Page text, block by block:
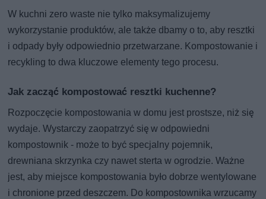
W kuchni zero waste nie tylko maksymalizujemy
wykorzystanie produktów, ale także dbamy o to, aby resztki
i odpady były odpowiednio przetwarzane. Kompostowanie i
recykling to dwa kluczowe elementy tego procesu.
Jak zacząć kompostować resztki kuchenne?
Rozpoczęcie kompostowania w domu jest prostsze, niż się
wydaje. Wystarczy zaopatrzyć się w odpowiedni
kompostownik - może to być specjalny pojemnik,
drewniana skrzynka czy nawet sterta w ogrodzie. Ważne
jest, aby miejsce kompostowania było dobrze wentylowane
i chronione przed deszczem. Do kompostownika wrzucamy